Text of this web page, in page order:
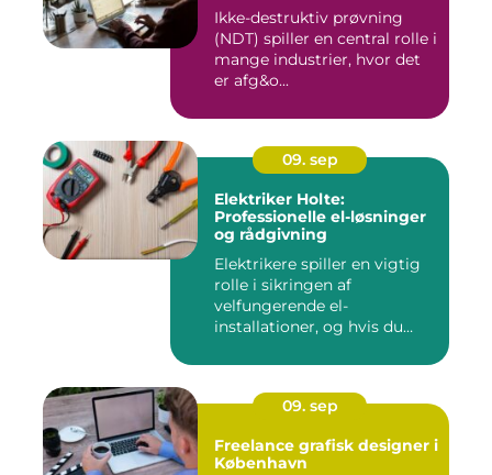
Ikke-destruktiv prøvning
(NDT) spiller en central rolle i
mange industrier, hvor det
er afg&o...
09. sep
Elektriker Holte:
Professionelle el-løsninger
og rådgivning
Elektrikere spiller en vigtig
rolle i sikringen af
velfungerende el-
installationer, og hvis du
09. sep
Freelance grafisk designer i
København